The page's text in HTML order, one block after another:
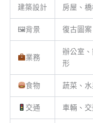
建築設計 房屋、
🖼背景 復古圖
業務
辦公室
形
食物 蔬菜、
交通 車輛、